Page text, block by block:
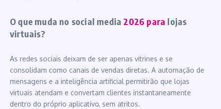
O que muda no social media 2026 para lojas
virtuais?
As redes sociais deixam de ser apenas vitrines e se
consolidam como canais de vendas diretas. A automação de
mensagens e a inteligência artificial permitirão que lojas
virtuais atendam e convertam clientes instantaneamente
dentro do próprio aplicativo, sem atritos.